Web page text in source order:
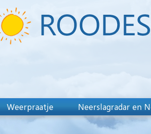
Weerpraatje Neerslagradar en